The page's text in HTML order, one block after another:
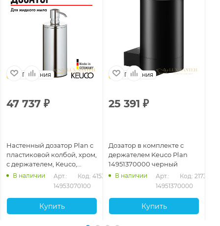
Германия
47 737 ₽
Настенный дозатор Plan с
пластиковой колбой, хром,
с держателем, Keuco,
14953070100
В наличии
Арт.:
14953070100
Код: 41534
Купить
Германия
25 391 ₽
Дозатор в комплекте с
держателем Keuco Plan
14951370000 черный
В наличии
Арт.:
14951370000
Код: 21731
Купить